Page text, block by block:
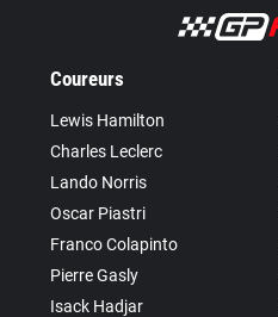
Coureurs
Lewis Hamilton
Charles Leclerc
Lando Norris
Oscar Piastri
Franco Colapinto
Pierre Gasly
Isack Hadjar